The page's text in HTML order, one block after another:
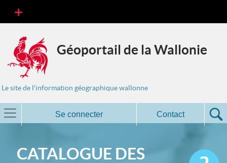
Géoportail de la Wallonie
Le site de l'information géographique wallonne
Se connecter Contact
CATALOGUE DES